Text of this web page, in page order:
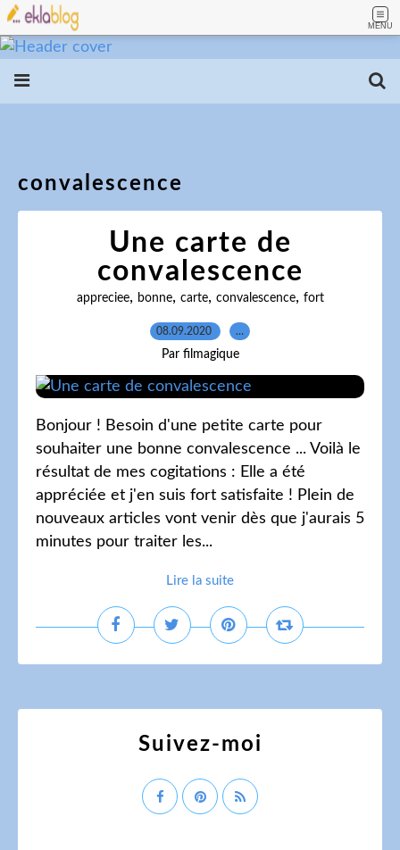
MENU
convalescence
Une carte de
convalescence
appreciee, bonne, carte, convalescence, fort
08.09.2020 …
Par filmagique
Bonjour ! Besoin d'une petite carte pour
souhaiter une bonne convalescence ... Voilà le
résultat de mes cogitations : Elle a été
appréciée et j'en suis fort satisfaite ! Plein de
nouveaux articles vont venir dès que j'aurais 5
minutes pour traiter les...
Lire la suite
Suivez-moi